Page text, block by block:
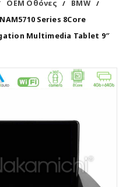
OEM Οθόνες / BMW /
Series 8Core
Multimedia Tablet 9″